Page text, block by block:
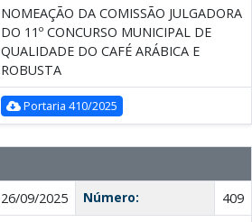
NOMEAÇÃO DA COMISSÃO JULGADORA
DO 11º CONCURSO MUNICIPAL DE
QUALIDADE DO CAFÉ ARÁBICA E
ROBUSTA
Portaria 410/2025
26/09/2025 Número:
409